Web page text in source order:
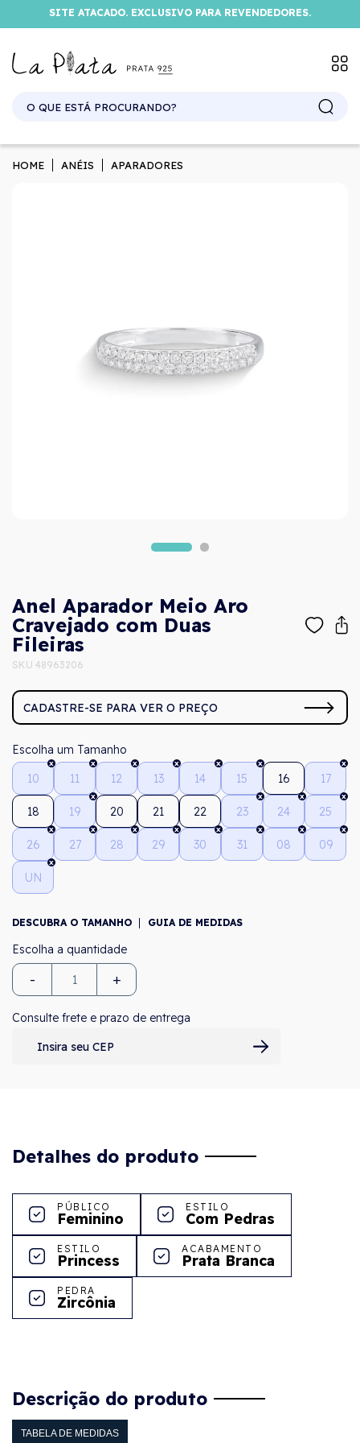
SITE ATACADO. EXCLUSIVO PARA REVENDEDORES.
HOME ANÉIS APARADORES
Anel Aparador Meio Aro
Cravejado com Duas
Fileiras
SKU 48963206
CADASTRE-SE PARA VER O PREÇO
Tamanho
10
11 12 13 14 15 16 17
18 19 20 21 22 23 24 25
26 27 28 29 30 31 08 09
UN
DESCUBRA O TAMANHO GUIA DE MEDIDAS
- +
Consulte frete e prazo de entrega
Detalhes do produto
PÚBLICO
Feminino
ESTILO
Com Pedras
ESTILO
Princess
ACABAMENTO
Prata Branca
PEDRA
Zircônia
Descrição do produto
TABELA DE MEDIDAS